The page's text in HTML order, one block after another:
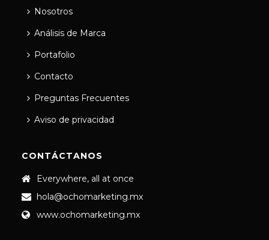
Nosotros
Análisis de Marca
Portafolio
Contacto
Preguntas Frecuentes
Aviso de privacidad
CONTÁCTANOS
Everywhere, all at once
hola@ochomarketing.mx
www.ochomarketing.mx